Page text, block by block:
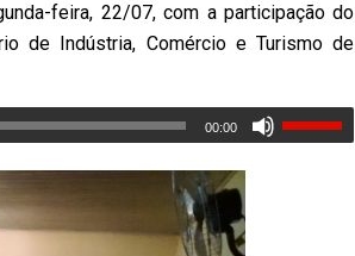
feira, 22/07, com a participação do
de Indústria, Comércio e Turismo de
00:00